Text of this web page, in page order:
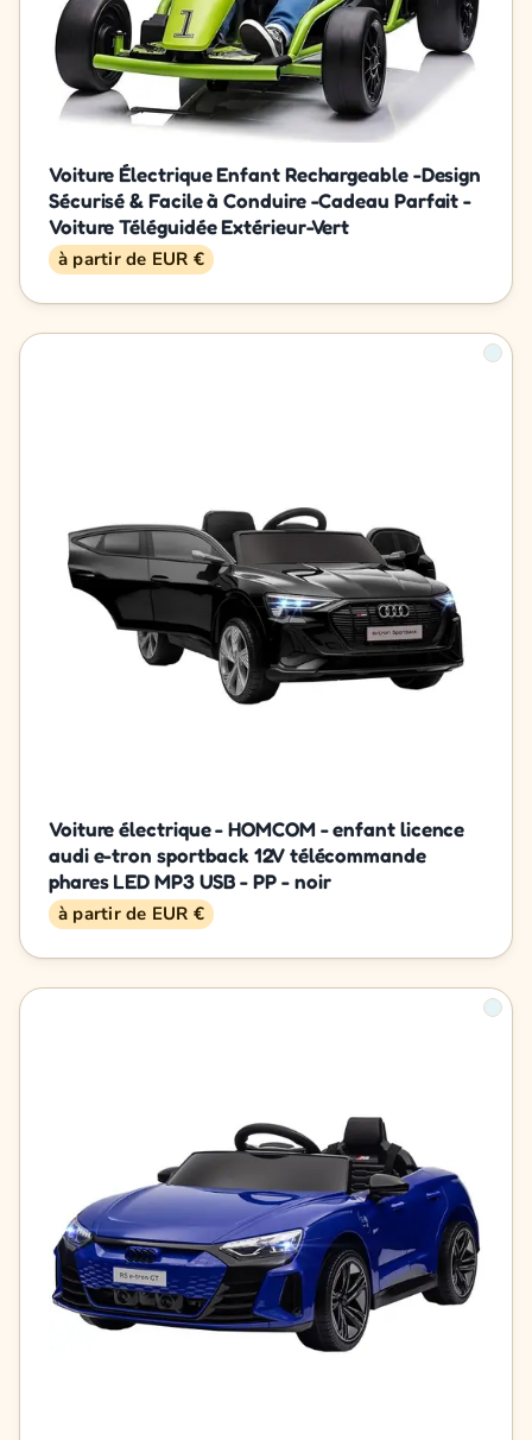
Voiture Électrique Enfant Rechargeable -Design
Sécurisé & Facile à Conduire -Cadeau Parfait -
Voiture Téléguidée Extérieur-Vert
à partir de EUR €
Voiture électrique - HOMCOM - enfant licence
audi e-tron sportback 12V télécommande
phares LED MP3 USB - PP - noir
à partir de EUR €